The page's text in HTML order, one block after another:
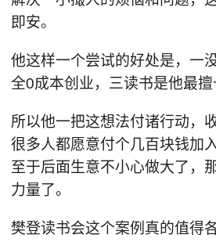
即安。
他这样一个尝试的好处是，一
全0成本创业，三读书是他最擅
所以他一把这想法付诸行动，
很多人都愿意付个几百块钱加
至于后面生意不小心做大了，
力量了。
樊登读书会这个案例真的值得